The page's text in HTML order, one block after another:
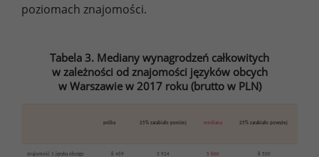
poziomach znajomości.
Tabela 3. Mediany wynagrodzeń całkowitych
w zależności od znajomości języków obcych
w Warszawie w 2017 roku (brutto w PLN)
próba 25% zarabiało poniżej mediana 25% zarabiało powyżej
znajomość 1 języka obcego 8 469 3 924 5 600 8 500